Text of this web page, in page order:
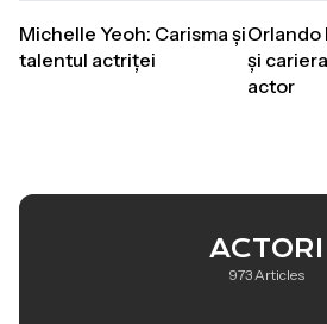
Michelle Yeoh: Carisma și
talentul actriței
Orlando
și
actor
ACTORI
973 Articles